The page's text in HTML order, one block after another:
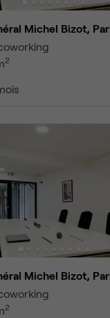
Michel Bizot,
2
Michel Bizot,
2